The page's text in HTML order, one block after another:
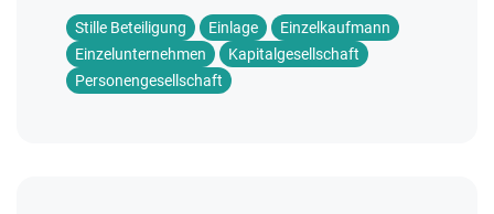
Stille Beteiligung Einlage
Einzelkaufmann
Einzelunternehmen
Kapitalgesellschaft
Personengesellschaft